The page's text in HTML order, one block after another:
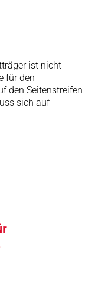
ist nicht
für den
den Seitenstreifen
sich auf